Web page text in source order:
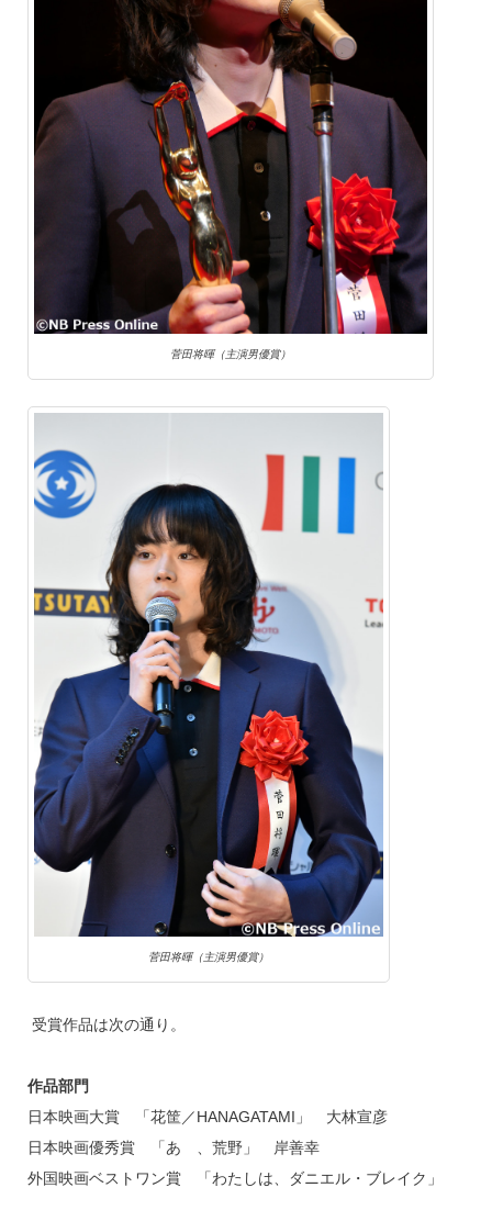
菅田将暉（主演男優賞）
菅田将暉（主演男優賞）
受賞作品は次の通り。
作品部門
日本映画大賞 「花筐／HANAGATAMI」 大林宣彦
日本映画優秀賞 「あゝ、荒野」 岸善幸
外国映画ベストワン賞 「わたしは、ダニエル・ブレイク」